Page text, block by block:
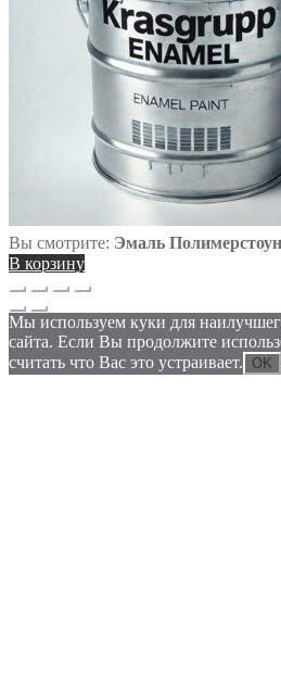
Вы смотрите: Эмаль
В корзину
Прокрутка
вверх
Мы используем куки для
сайта. Если Вы продолжите
считать что Вас это устраивает.
OK